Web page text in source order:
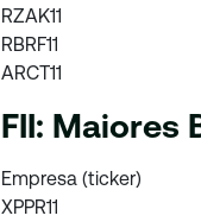
RZAK11
RBRF11
ARCT11
FII: Maiores
Empresa (ticker)
XPPR11